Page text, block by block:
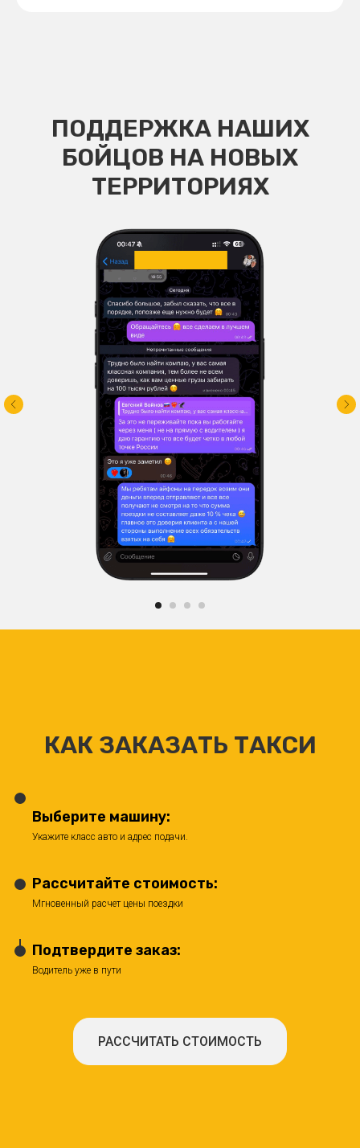
ПОДДЕРЖКА НАШИХ
БОЙЦОВ НА НОВЫХ
ТЕРРИТОРИЯХ
КАК ЗАКАЗАТЬ ТАКСИ
Выберите машину:
Укажите класс авто и адрес подачи.
Рассчитайте стоимость:
Мгновенный расчет цены поездки
Подтвердите заказ:
Водитель уже в пути
РАССЧИТАТЬ СТОИМОСТЬ